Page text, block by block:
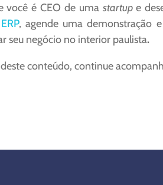
você é CEO de uma startupe
, agende uma demonstração
seu negócio no interior paulista.
conteúdo, continue